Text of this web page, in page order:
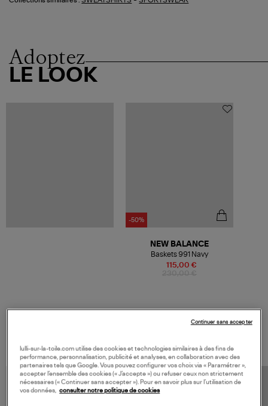
Adoptez
LE LOOK
-50%
115,00 €
NEW BALANCE
Baskets 991 Navy
lulli-sur-la-toile.com utilise des cookies et technologies similaires à des fins de
performance, personnalisation, publicité et analyses, en collaboration avec des
partenaires tels que Google. Vous pouvez configurer vos choix via « Paramétrer »,
accepter l’ensemble des cookies (« J’accepte ») ou refuser ceux non strictement
nécessaires (« Continuer sans accepter »). Pour en savoir plus sur l’utilisation de
vos données, consulter notre politique de cookies
Continuer sans accepter